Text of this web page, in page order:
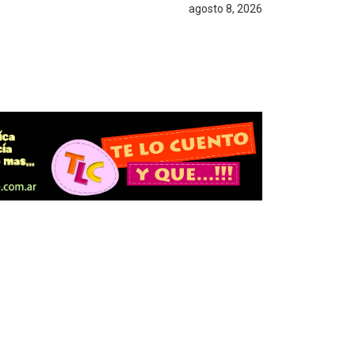
agosto 8, 2026